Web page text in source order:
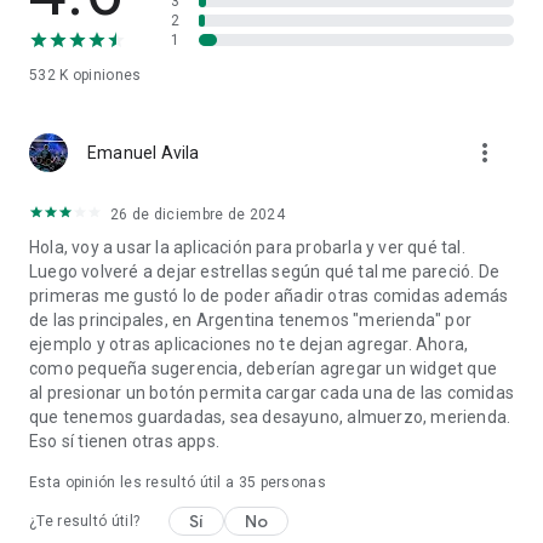
532 K opiniones
2
1
Emanuel Avila more_vert
26 de diciembre de 2024
Hola, voy a usar la aplicación para probarla y ver qué tal.
Luego volveré a dejar estrellas según qué tal me pareció. De
primeras me gustó lo de poder añadir otras comidas además
de las principales, en Argentina tenemos "merienda" por
ejemplo y otras aplicaciones no te dejan agregar. Ahora,
como pequeña sugerencia, deberían agregar un widget que
al presionar un botón permita cargar cada una de las comidas
que tenemos guardadas, sea desayuno, almuerzo, merienda.
Eso sí tienen otras apps.
Esta opinión les resultó útil a 35 personas
¿Te resultó útil? Sí No